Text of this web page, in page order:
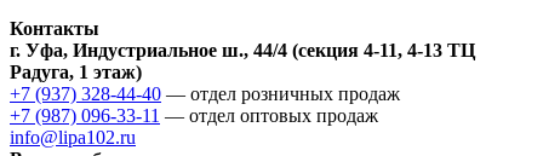
Контакты
г. Уфа, Индустриальное ш., 44/4 (секция 4-11, 4-13 ТЦ
Радуга, 1 этаж)
+7 (937) 328-44-40 — отдел розничных продаж
+7 (987) 096-33-11 — отдел оптовых продаж
info@lipa102.ru